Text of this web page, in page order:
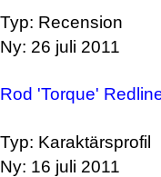
Typ: Recension
Ny: 26 juli 2011
Rod 'Torque'
Typ: Karaktärsprofil
Ny: 16 juli 2011